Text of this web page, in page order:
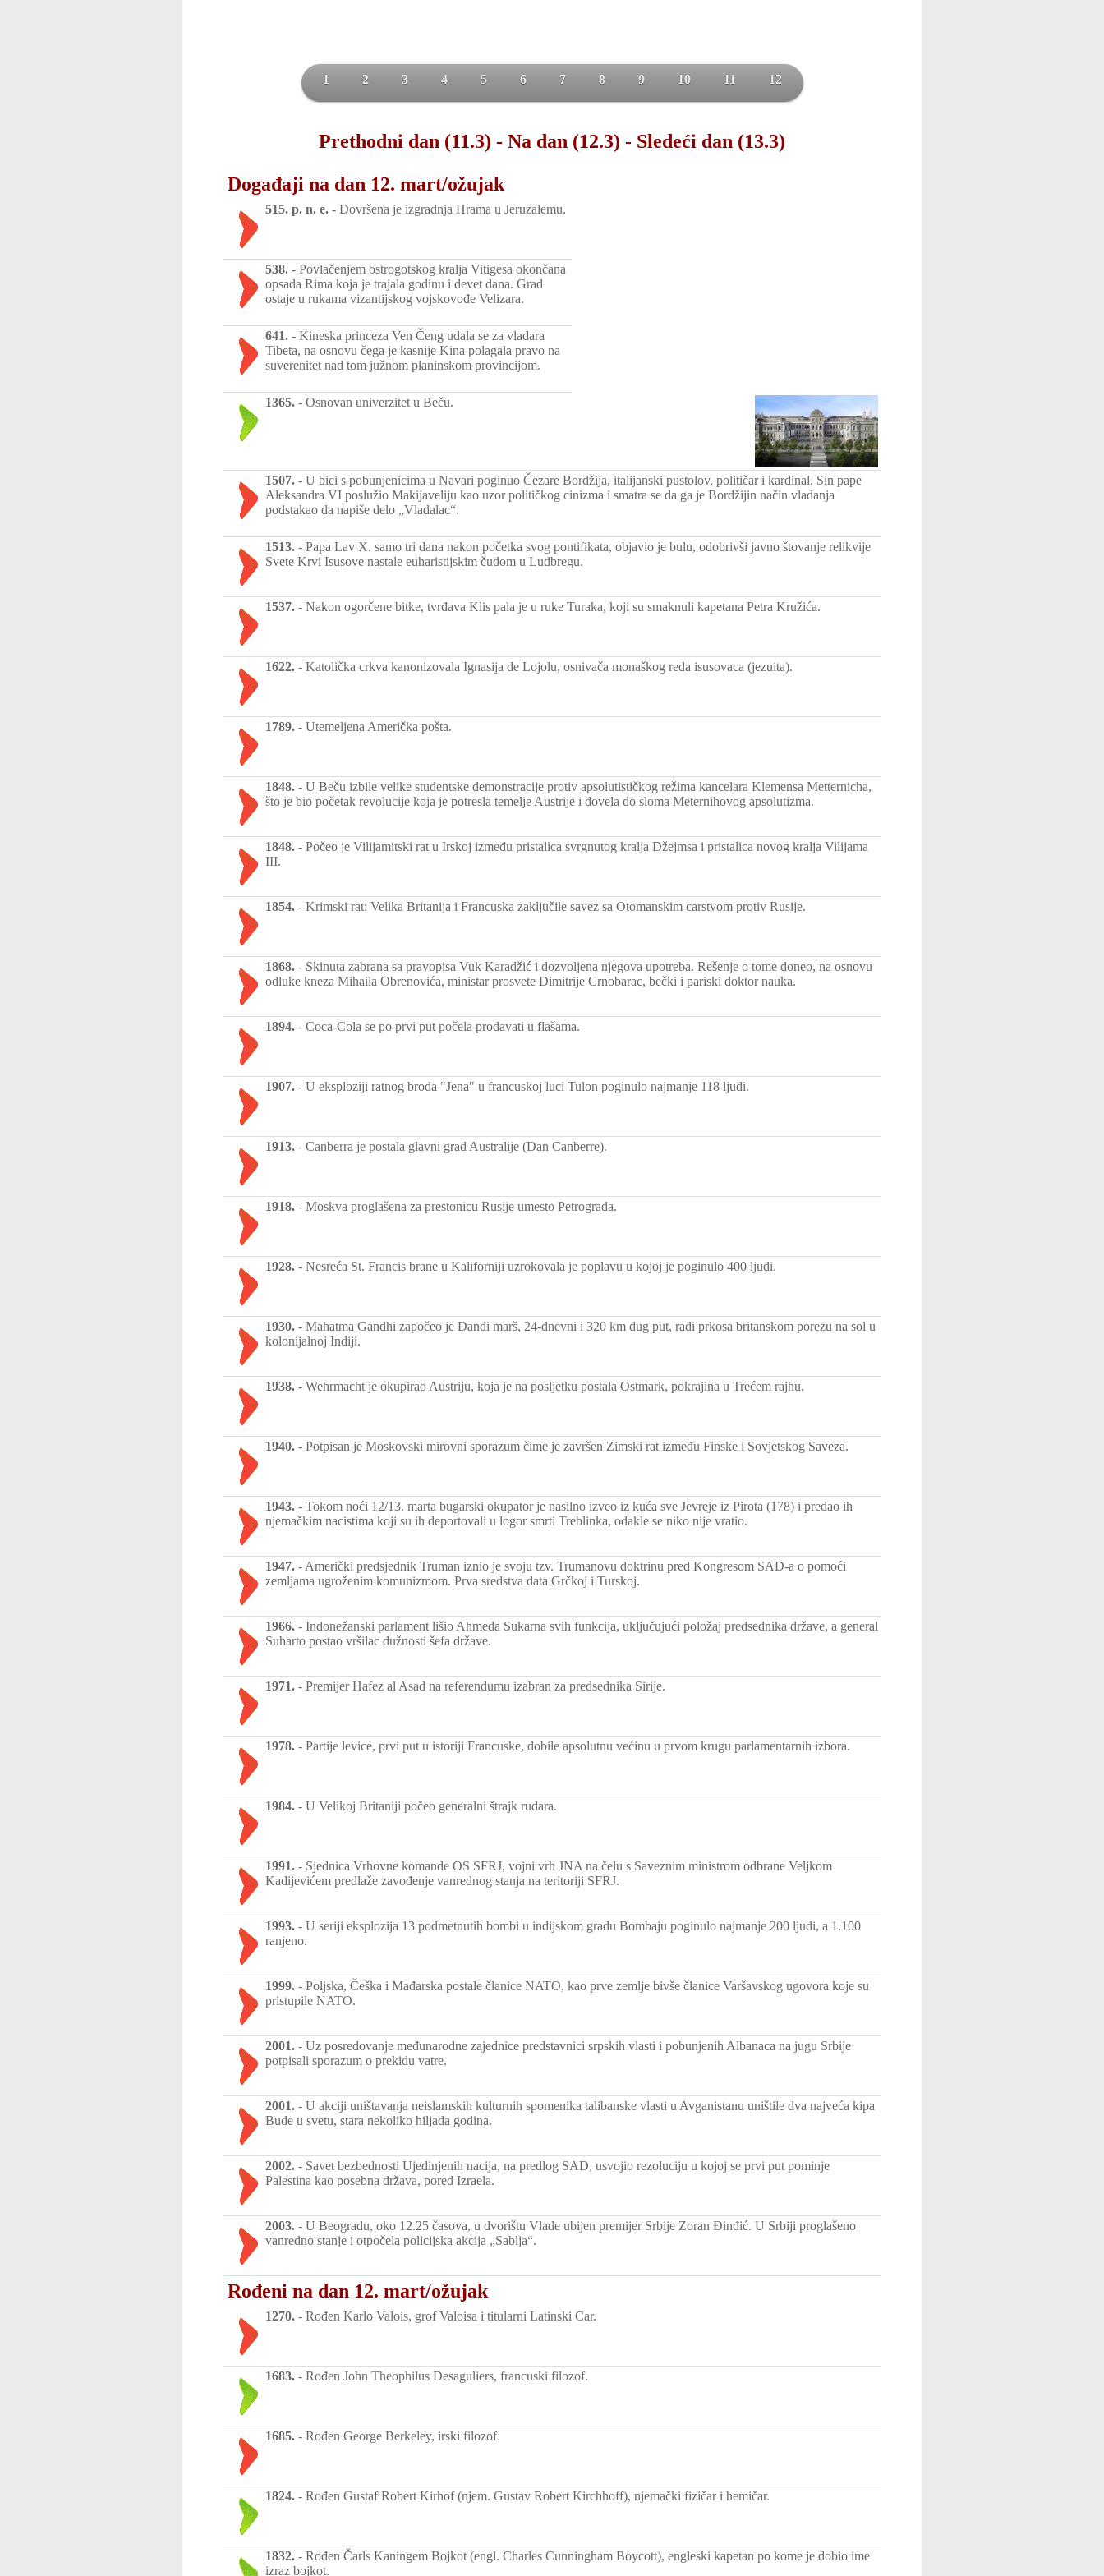
1 2 3 4 5 6 7 8 9 10 11 12
Prethodni dan (11.3) - Na dan (12.3) - Sledeći dan (13.3)
Događaji na dan 12. mart/ožujak
515. p. n. e. - Dovršena je izgradnja Hrama u Jeruzalemu.
538. - Povlačenjem ostrogotskog kralja Vitigesa okončana
opsada Rima koja je trajala godinu i devet dana. Grad
ostaje u rukama vizantijskog vojskovođe Velizara.
641. - Kineska princeza Ven Čeng udala se za vladara
Tibeta, na osnovu čega je kasnije Kina polagala pravo na
suverenitet nad tom južnom planinskom provincijom.
1365. - Osnovan univerzitet u Beču.
1507. - U bici s pobunjenicima u Navari poginuo Čezare Bordžija, italijanski pustolov, političar i kardinal. Sin pape
Aleksandra VI poslužio Makijaveliju kao uzor političkog cinizma i smatra se da ga je Bordžijin način vladanja
podstakao da napiše delo „Vladalac“.
1513. - Papa Lav X. samo tri dana nakon početka svog pontifikata, objavio je bulu, odobrivši javno štovanje relikvije
Svete Krvi Isusove nastale euharistijskim čudom u Ludbregu.
1537. - Nakon ogorčene bitke, tvrđava Klis pala je u ruke Turaka, koji su smaknuli kapetana Petra Kružića.
1622. - Katolička crkva kanonizovala Ignasija de Lojolu, osnivača monaškog reda isusovaca (jezuita).
1789. - Utemeljena Američka pošta.
1848. - U Beču izbile velike studentske demonstracije protiv apsolutističkog režima kancelara Klemensa Metternicha,
što je bio početak revolucije koja je potresla temelje Austrije i dovela do sloma Meternihovog apsolutizma.
1848. - Počeo je Vilijamitski rat u Irskoj između pristalica svrgnutog kralja Džejmsa i pristalica novog kralja Vilijama
III.
1854. - Krimski rat: Velika Britanija i Francuska zaključile savez sa Otomanskim carstvom protiv Rusije.
1868. - Skinuta zabrana sa pravopisa Vuk Karadžić i dozvoljena njegova upotreba. Rešenje o tome doneo, na osnovu
odluke kneza Mihaila Obrenovića, ministar prosvete Dimitrije Crnobarac, bečki i pariski doktor nauka.
1894. - Coca-Cola se po prvi put počela prodavati u flašama.
1907. - U eksploziji ratnog broda "Jena" u francuskoj luci Tulon poginulo najmanje 118 ljudi.
1913. - Canberra je postala glavni grad Australije (Dan Canberre).
1918. - Moskva proglašena za prestonicu Rusije umesto Petrograda.
1928. - Nesreća St. Francis brane u Kaliforniji uzrokovala je poplavu u kojoj je poginulo 400 ljudi.
1930. - Mahatma Gandhi započeo je Dandi marš, 24-dnevni i 320 km dug put, radi prkosa britanskom porezu na sol u
kolonijalnoj Indiji.
1938. - Wehrmacht je okupirao Austriju, koja je na posljetku postala Ostmark, pokrajina u Trećem rajhu.
1940. - Potpisan je Moskovski mirovni sporazum čime je završen Zimski rat između Finske i Sovjetskog Saveza.
1943. - Tokom noći 12/13. marta bugarski okupator je nasilno izveo iz kuća sve Jevreje iz Pirota (178) i predao ih
njemačkim nacistima koji su ih deportovali u logor smrti Treblinka, odakle se niko nije vratio.
1947. -Američki predsjednik Truman iznio je svoju tzv. Trumanovu doktrinu pred Kongresom SAD-a o pomoći
zemljama ugroženim komunizmom. Prva sredstva data Grčkoj i Turskoj.
1966. - Indonežanski parlament lišio Ahmeda Sukarna svih funkcija, uključujući položaj predsednika države, a general
Suharto postao vršilac dužnosti šefa države.
1971. - Premijer Hafez al Asad na referendumu izabran za predsednika Sirije.
1978. - Partije levice, prvi put u istoriji Francuske, dobile apsolutnu većinu u prvom krugu parlamentarnih izbora.
1984. - U Velikoj Britaniji počeo generalni štrajk rudara.
1991. - Sjednica Vrhovne komande OS SFRJ, vojni vrh JNA na čelu s Saveznim ministrom odbrane Veljkom
Kadijevićem predlaže zavođenje vanrednog stanja na teritoriji SFRJ.
1993. - U seriji eksplozija 13 podmetnutih bombi u indijskom gradu Bombaju poginulo najmanje 200 ljudi, a 1.100
ranjeno.
1999. - Poljska, Češka i Mađarska postale članice NATO, kao prve zemlje bivše članice Varšavskog ugovora koje su
pristupile NATO.
2001. - Uz posredovanje međunarodne zajednice predstavnici srpskih vlasti i pobunjenih Albanaca na jugu Srbije
potpisali sporazum o prekidu vatre.
2001. - U akciji uništavanja neislamskih kulturnih spomenika talibanske vlasti u Avganistanu uništile dva najveća kipa
Bude u svetu, stara nekoliko hiljada godina.
2002. - Savet bezbednosti Ujedinjenih nacija, na predlog SAD, usvojio rezoluciju u kojoj se prvi put pominje
Palestina kao posebna država, pored Izraela.
2003. - U Beogradu, oko 12.25 časova, u dvorištu Vlade ubijen premijer Srbije Zoran Đinđić. U Srbiji proglašeno
vanredno stanje i otpočela policijska akcija „Sablja“.
Rođeni na dan 12. mart/ožujak
1270. - Rođen Karlo Valois, grof Valoisa i titularni Latinski Car.
1683. - Rođen John Theophilus Desaguliers, francuski filozof.
1685. - Rođen George Berkeley, irski filozof.
1824. - Rođen Gustaf Robert Kirhof (njem. Gustav Robert Kirchhoff), njemački fizičar i hemičar.
1832. - Rođen Čarls Kaningem Bojkot (engl. Charles Cunningham Boycott), engleski kapetan po kome je dobio ime
izraz bojkot.